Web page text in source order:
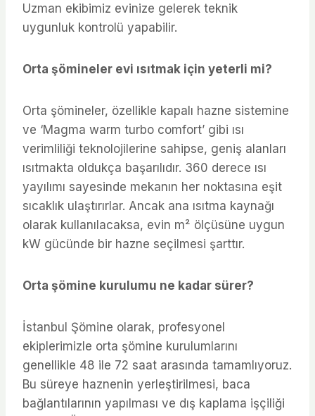
Uzman ekibimiz evinize gelerek teknik
uygunluk kontrolü yapabilir.
Orta şömineler evi ısıtmak için yeterli mi?
Orta şömineler, özellikle kapalı hazne sistemine
ve ‘Magma warm turbo comfort’ gibi ısı
verimliliği teknolojilerine sahipse, geniş alanları
ısıtmakta oldukça başarılıdır. 360 derece ısı
yayılımı sayesinde mekanın her noktasına eşit
sıcaklık ulaştırırlar. Ancak ana ısıtma kaynağı
olarak kullanılacaksa, evin m² ölçüsüne uygun
kW gücünde bir hazne seçilmesi şarttır.
Orta şömine kurulumu ne kadar sürer?
İstanbul Şömine olarak, profesyonel
ekiplerimizle orta şömine kurulumlarını
genellikle 48 ile 72 saat arasında tamamlıyoruz.
Bu süreye haznenin yerleştirilmesi, baca
bağlantılarının yapılması ve dış kaplama işçiliği